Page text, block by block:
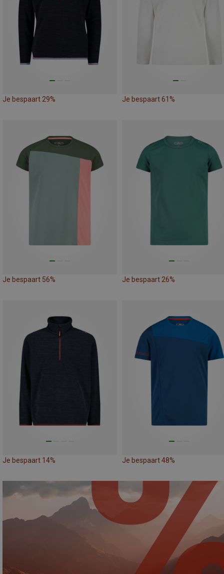
Je bespaart 29% Je bespaart 61%
Je bespaart 56% Je bespaart 26%
Je bespaart 14% Je bespaart 48%